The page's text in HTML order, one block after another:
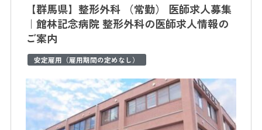
【群馬県】整形外科 （常勤） 医師求人募集
｜館林記念病院 整形外科の医師求人情報の
ご案内
安定雇用（雇用期間の定めなし）